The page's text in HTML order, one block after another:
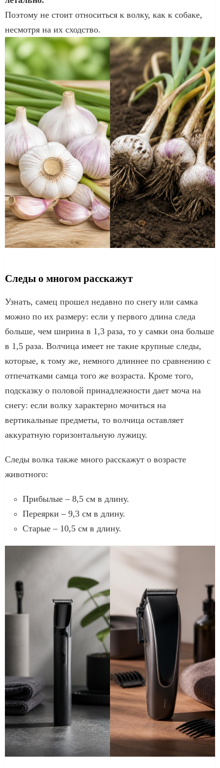
Поэтому не стоит относиться к волку, как к собаке,
несмотря на их сходство.
Следы о многом расскажут
Узнать, самец прошел недавно по снегу или самка
можно по их размеру: если у первого длина следа
больше, чем ширина в 1,3 раза, то у самки она больше
в 1,5 раза. Волчица имеет не такие крупные следы,
которые, к тому же, немного длиннее по сравнению с
отпечатками самца того же возраста. Кроме того,
подсказку о половой принадлежности дает моча на
снегу: если волку характерно мочиться на
вертикальные предметы, то волчица оставляет
аккуратную горизонтальную лужицу.
Следы волка также много расскажут о возрасте
животного:
Прибылые – 8,5 см в длину.
Переярки – 9,3 см в длину.
Старые – 10,5 см в длину.